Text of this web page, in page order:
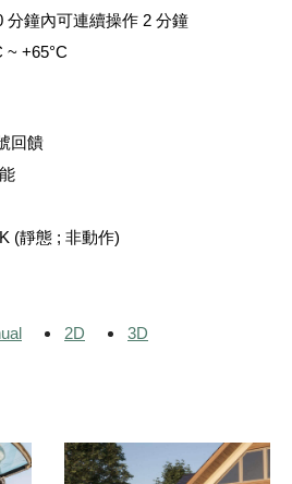
分鐘內可連續操作 2 分鐘
~ +65°C
回饋
(靜態 ; 非動作)
2D
3D